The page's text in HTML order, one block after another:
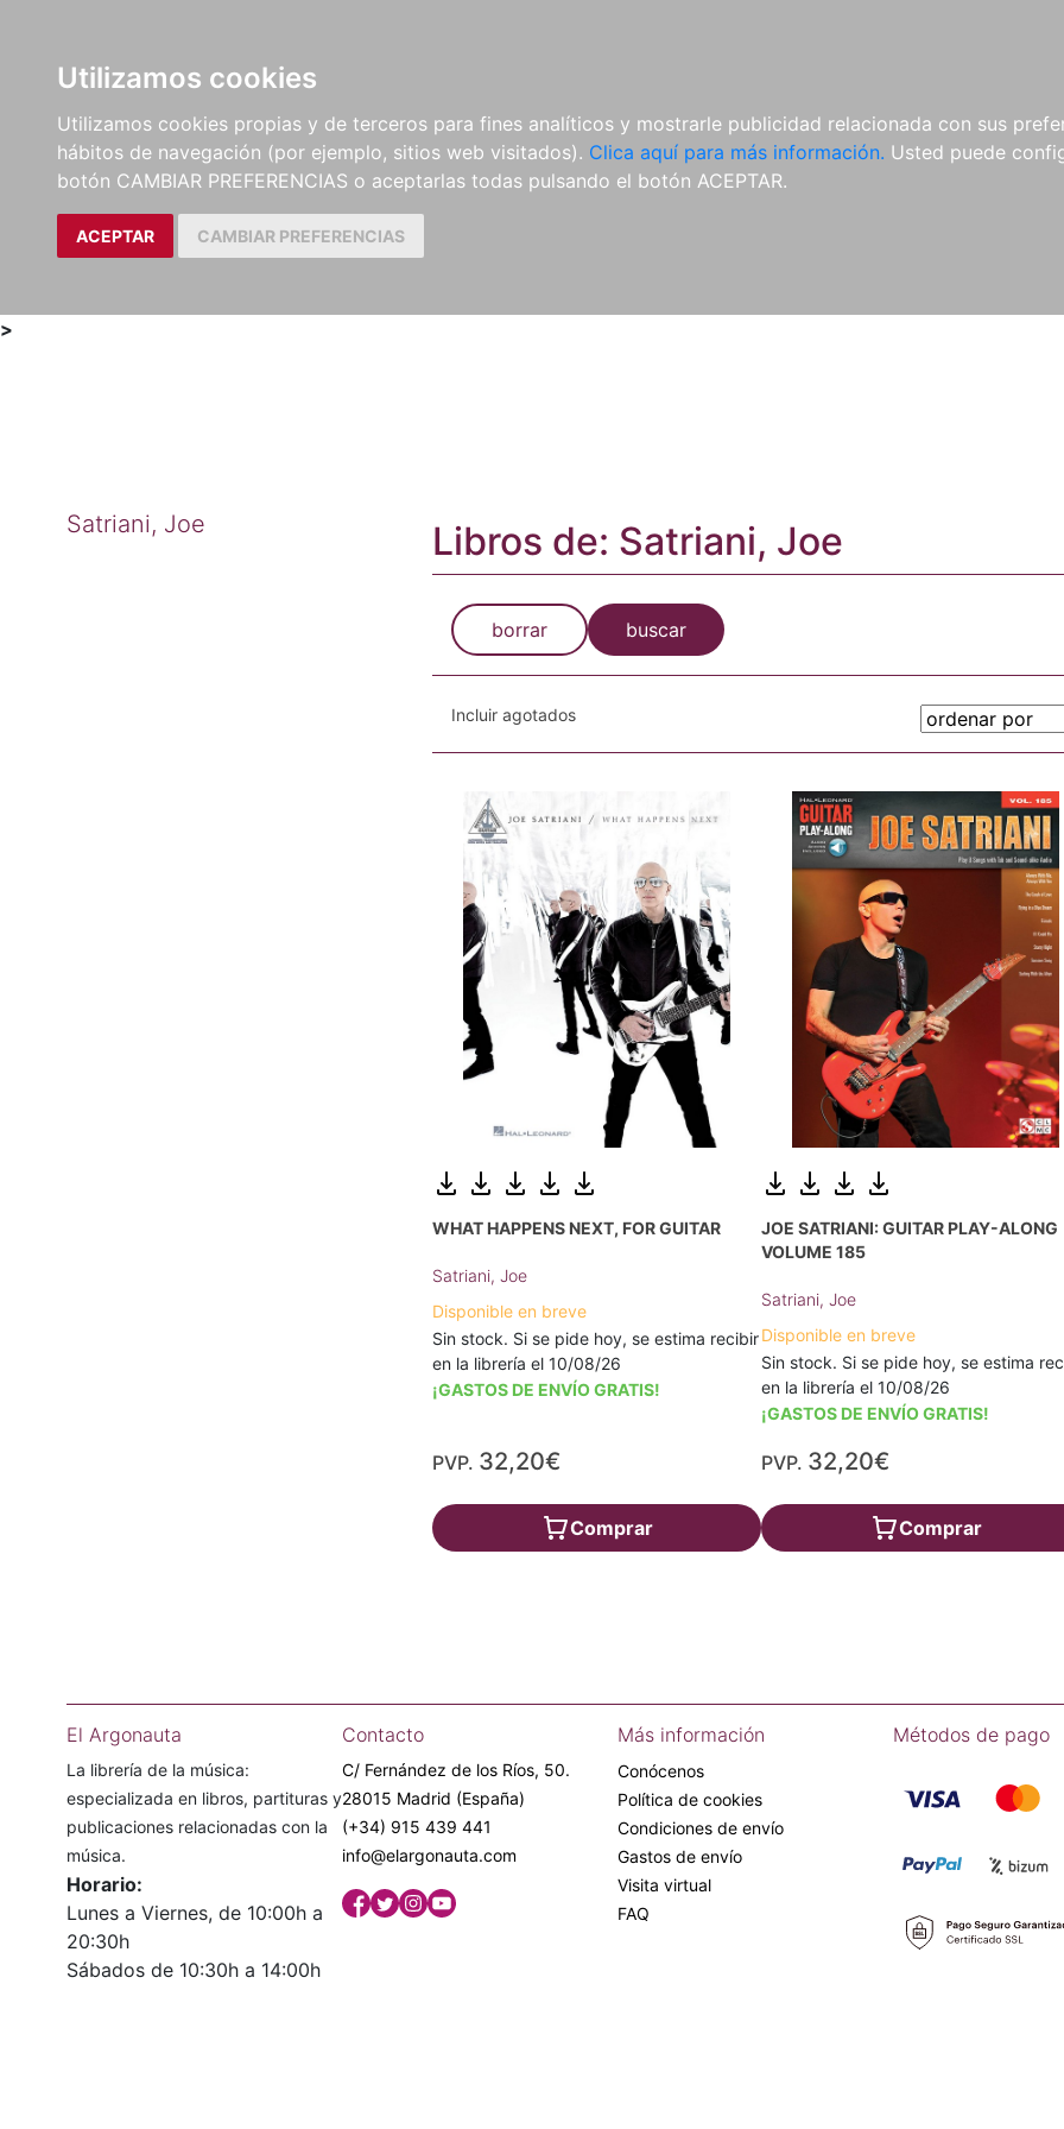
Utilizamos cookies
Utilizamos cookies propias y de terceros para fines analíticos y mostrarle publicidad relacionada con sus
hábitos de navegación (por ejemplo, sitios web visitados). Clica aquí para más información. Usted puede
botón CAMBIAR PREFERENCIAS o aceptarlas todas pulsando el botón ACEPTAR.
ACEPTAR CAMBIAR PREFERENCIAS
LIBROS
MÉTODOS Y
EJERCICIOS
PARTITURAS Y EDICIONES
CRÍTICAS
REVISTAS
CDS Y
DVDS
MATERIAL
COMPLEMENTARIO
>
Satriani, Joe Libros de: Satriani, Joe
borrar buscar
Incluir agotados
WHAT HAPPENS NEXT, FOR GUITAR
Satriani, Joe
Disponible en breve
Sin stock. Si se pide hoy, se estima recibir
en la librería el 10/08/26
¡GASTOS DE ENVÍO GRATIS!
PVP. 32,20€
Comprar
JOE SATRIANI: GUITAR PLAY-ALONG
VOLUME 185
Satriani, Joe
Disponible en breve
Sin stock. Si se pide hoy, se estima
en la librería el 10/08/26
¡GASTOS DE ENVÍO GRATIS!
PVP. 32,20€
Comprar
El Argonauta
La librería de la música:
especializada en libros, partituras y
publicaciones relacionadas con la
música.
Horario:
Lunes a Viernes, de 10:00h a
20:30h
Sábados de 10:30h a 14:00h
Contacto
C/ Fernández de los Ríos, 50.
28015 Madrid (España)
(+34) 915 439 441
info@elargonauta.com
Más información
Conócenos
Política de cookies
Condiciones de envío
Gastos de envío
Visita virtual
FAQ
Métodos de pago